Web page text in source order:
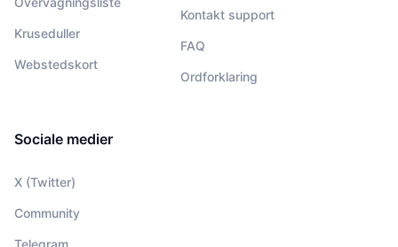
Kruseduller
Webstedskort
Kontakt support
FAQ
Ordforklaring
Sociale medier
X (Twitter)
Community
Telegram